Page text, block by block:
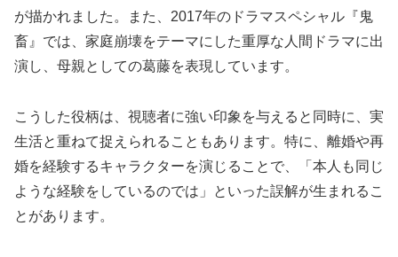
が描かれました。また、2017年のドラマスペシャル『鬼
畜』では、家庭崩壊をテーマにした重厚な人間ドラマに出
演し、母親としての葛藤を表現しています。
こうした役柄は、視聴者に強い印象を与えると同時に、実
生活と重ねて捉えられることもあります。特に、離婚や再
婚を経験するキャラクターを演じることで、「本人も同じ
ような経験をしているのでは」といった誤解が生まれるこ
とがあります。